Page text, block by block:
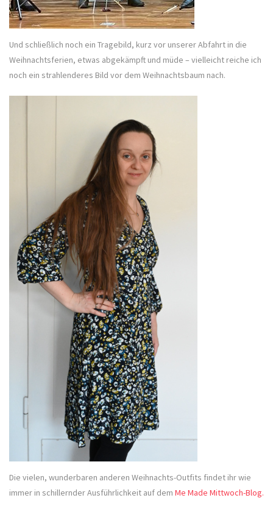
Und schließlich noch ein Tragebild, kurz vor unserer Abfahrt in die
Weihnachtsferien, etwas abgekämpft und müde – vielleicht reiche ich
noch ein strahlenderes Bild vor dem Weihnachtsbaum nach.
Die vielen, wunderbaren anderen Weihnachts-Outfits findet ihr wie
immer in schillernder Ausführlichkeit auf dem Me Made Mittwoch-Blog.